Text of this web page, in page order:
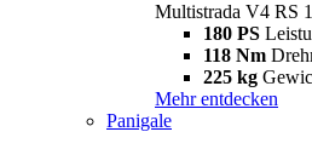
Multistrada V4 RS
180 PS
118 Nm
225 kg
Mehr entdecken
Panigale